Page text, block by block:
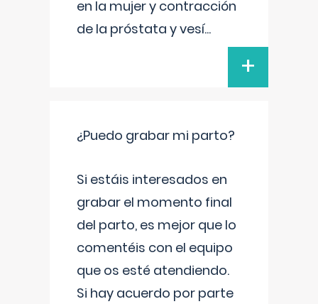
en la mujer y contracción
de la próstata y vesí...
+
¿Puedo grabar mi parto?
Si estáis interesados en
grabar el momento final
del parto, es mejor que lo
comentéis con el equipo
que os esté atendiendo.
Si hay acuerdo por parte